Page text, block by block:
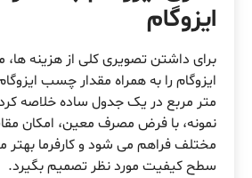
ایزوگام
برای داشتن تصویری کلی از هزینه
ایزوگام را به همراه مقدار چسب
متر مربع در یک جدول ساده خلاصه
نمونه، با فرض مصرف معین، امکان
مختلف فراهم می شود و کارفرما بهتر
سطح کیفیت مورد نظر تصمیم بگیرد.